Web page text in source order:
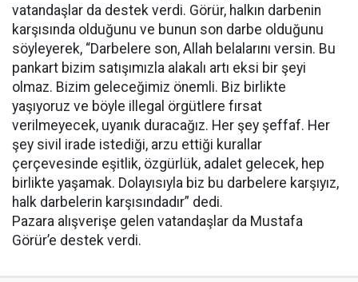
vatandaşlar da destek verdi. Görür, halkın darbenin
karşısında olduğunu ve bunun son darbe olduğunu
söyleyerek, “Darbelere son, Allah belalarını versin. Bu
pankart bizim satışımızla alakalı artı eksi bir şeyi
olmaz. Bizim geleceğimiz önemli. Biz birlikte
yaşıyoruz ve böyle illegal örgütlere fırsat
verilmeyecek, uyanık duracağız. Her şey şeffaf. Her
şey sivil irade istediği, arzu ettiği kurallar
çerçevesinde eşitlik, özgürlük, adalet gelecek, hep
birlikte yaşamak. Dolayısıyla biz bu darbelere karşıyız,
halk darbelerin karşısındadır” dedi.
Pazara alışverişe gelen vatandaşlar da Mustafa
Görür’e destek verdi.